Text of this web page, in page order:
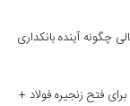
چگونه آینده بانکداری
فتح زنجیره فولاد +